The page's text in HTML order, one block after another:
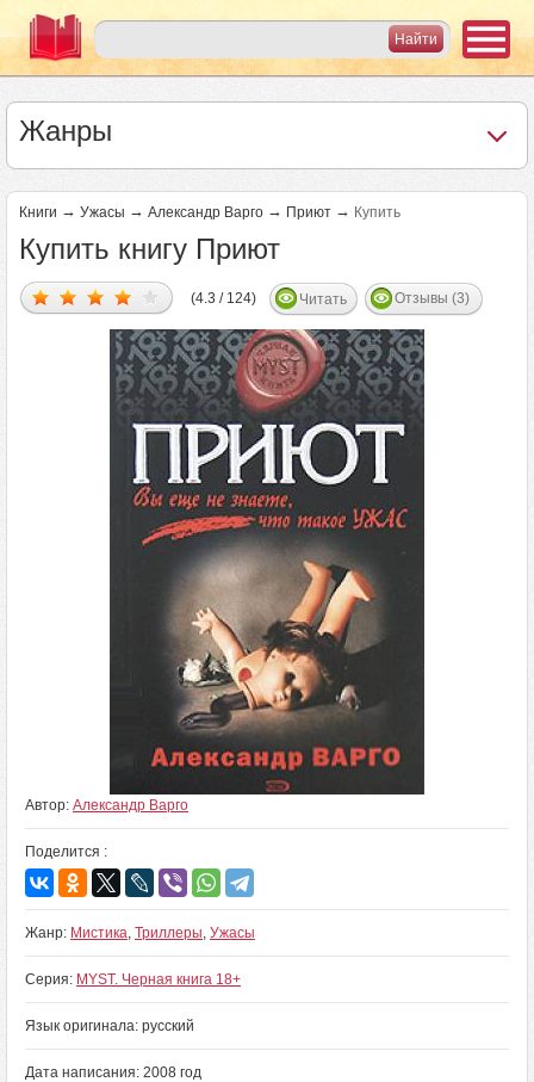
Жанры
Книги → Ужасы → Александр Варго → Приют → Купить
Купить книгу Приют
(4.3 / 124) Читать Отзывы (3)
Автор: Александр Варго
Поделится :
Жанр: Мистика, Триллеры, Ужасы
Серия: MYST. Черная книга 18+
Язык оригинала: русский
Дата написания: 2008 год